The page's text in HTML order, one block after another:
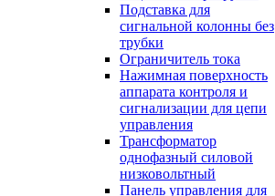
Подставка для
сигнальной колонны без
трубки
Ограничитель тока
Нажимная поверхность
аппарата контроля и
сигнализации для цепи
управления
Трансформатор
однофазный силовой
низковольтный
Панель управления для